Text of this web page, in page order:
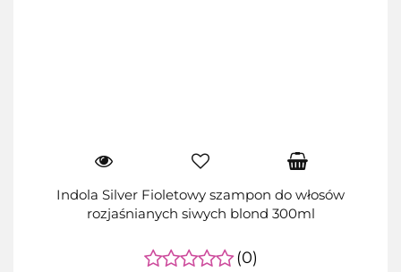
Indola Silver Fioletowy szampon do włosów
rozjaśnianych siwych blond 300ml
(0)